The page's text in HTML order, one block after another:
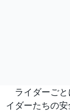
ライダーごと
イダーたちの